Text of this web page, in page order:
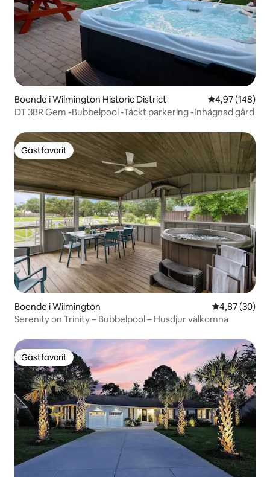
Boende i Wilmington Historic District 4,97 av 5 i
4,97 (148)
DT 3BR Gem -Bubbelpool -Täckt parkering -Inhägnad gård
Gästfavorit
Gästfavorit
Boende i Wilmington 4,87 av 5 i
4,87 (30)
Serenity on Trinity – Bubbelpool – Husdjur välkomna
Gästfavorit
Gästfavorit